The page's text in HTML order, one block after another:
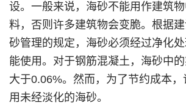
设。一般来说，海砂不能用作建筑
料，否则许多建筑物会变脆。根据
砂管理的规定，海砂必须经过净化
能使用。对于钢筋混凝土，海砂中
大于0.06%。然而，为了节约成本
用未经淡化的海砂。